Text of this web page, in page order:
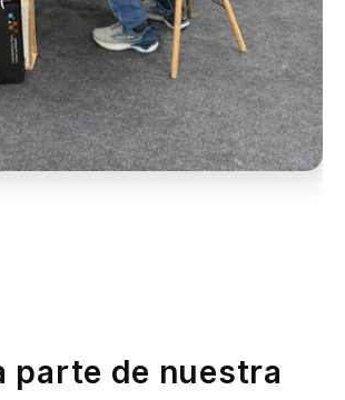
parte de nuestra